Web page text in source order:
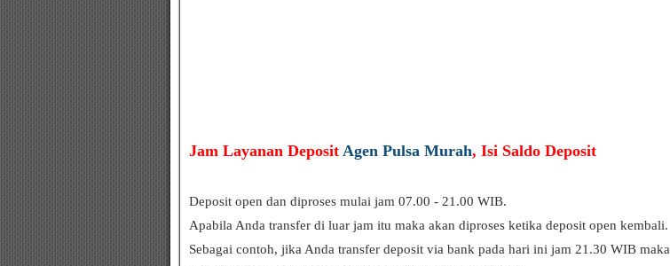
Jam Layanan Deposit Agen Pulsa Murah, Isi Saldo Deposit
Deposit open dan diproses mulai jam 07.00 - 21.00 WIB.
Apabila Anda transfer di luar jam itu maka akan diproses ketika deposit open kembali.
Sebagai contoh, jika Anda transfer deposit via bank pada hari ini jam 21.30 WIB maka